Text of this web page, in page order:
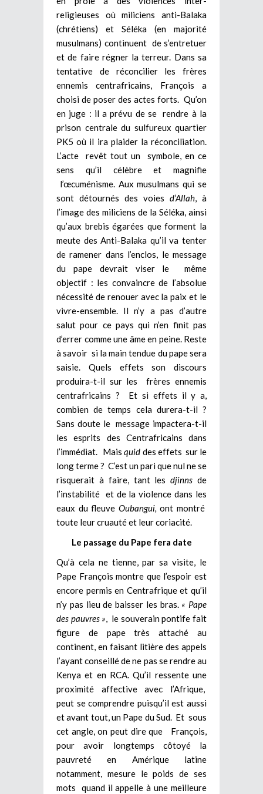
religieuses où miliciens anti-Balaka
(chrétiens) et Séléka (en majorité
musulmans) continuent de s’entretuer
et de faire régner la terreur. Dans sa
tentative de réconcilier les frères
ennemis centrafricains, François a
choisi de poser des actes forts. Qu’on
en juge : il a prévu de se rendre à la
prison centrale du sulfureux quartier
PK5 où il ira plaider la réconciliation.
L’acte revêt tout un symbole, en ce
sens qu’il célèbre et magnifie
l’œcuménisme. Aux musulmans qui se
sont détournés des voies d’Allah , à
l’image des miliciens de la Séléka, ainsi
qu’aux brebis égarées que forment la
meute des Anti-Balaka qu’il va tenter
de ramener dans l’enclos, le message
du pape devrait viser le même
objectif : les convaincre de l’absolue
nécessité de renouer avec la paix et le
vivre-ensemble. Il n’y a pas d’autre
salut pour ce pays qui n’en finit pas
d’errer comme une âme en peine. Reste
à savoir si la main tendue du pape sera
saisie. Quels effets son discours
produira-t-il sur les frères ennemis
centrafricains ? Et si effets il y a,
combien de temps cela durera-t-il ?
Sans doute le message impactera-t-il
les esprits des Centrafricains dans
l’immédiat. Maisquid des effets sur le
long terme ? C’est un pari que nul ne se
risquerait à faire, tant lesdjinnsde
l’instabilité et de la violence dans les
eaux du fleuve Oubangui, ont montré
toute leur cruauté et leur coriacité.
Le passage du Pape fera date
Qu’à cela ne tienne, par sa visite, le
Pape François montre que l’espoir est
encore permis en Centrafrique et qu’il
n’y pas lieu de baisser les bras. « Pape
des pauvres » , le souverain pontife fait
figure de pape très attaché au
continent, en faisant litière des appels
l’ayant conseillé de ne pas se rendre au
Kenya et en RCA. Qu’il ressente une
proximité affective avec l’Afrique,
peut se comprendre puisqu’il est aussi
et avant tout, un Pape du Sud. Et sous
cet angle, on peut dire que François,
pour avoir longtemps côtoyé la
pauvreté en Amérique latine
notamment, mesure le poids de ses
mots quand il appelle à une meilleure